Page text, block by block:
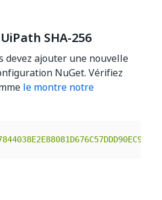
SHA-256
devez ajouter une nouvelle
NuGet. Vérifiez
le montre notre